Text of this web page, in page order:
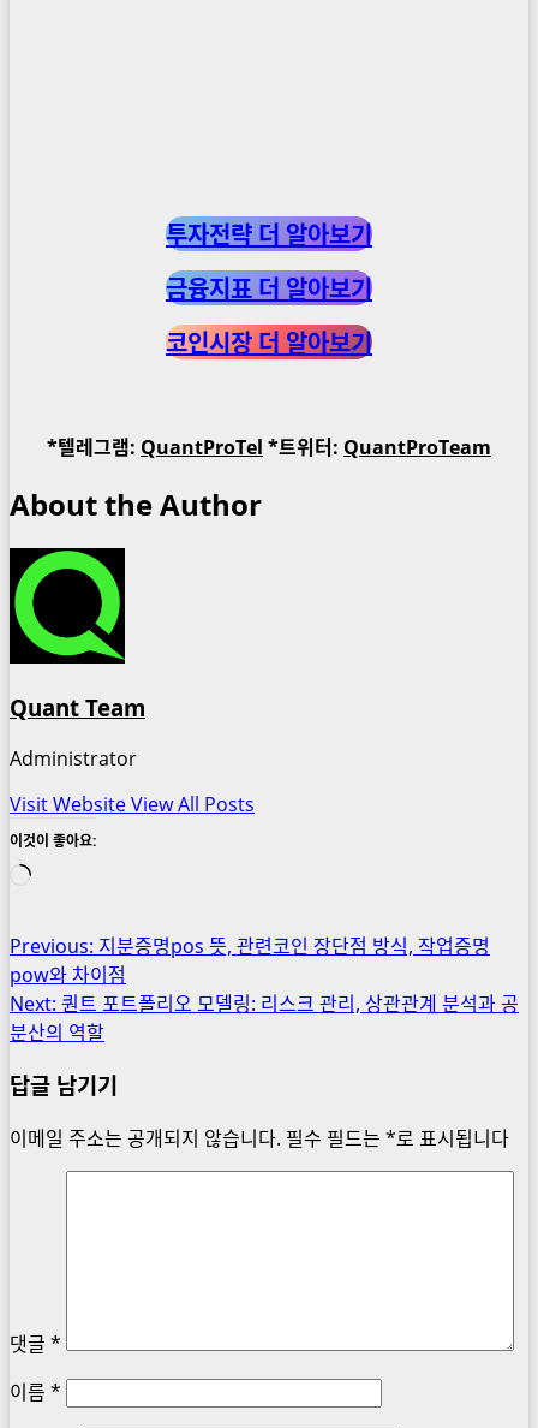
투자전략 더 알아보기
금융지표 더 알아보기
코인시장 더 알아보기
*텔레그램: QuantProTel *트위터: QuantProTeam
About the Author
Quant Team
Administrator
Visit WebsiteView All Posts
이것이 좋아요:
로
중...
Post
navigation
Previous: 지분증명pos 뜻, 관련코인 장단점 방식, 작업증명
pow와 차이점
Next: 퀀트 포트폴리오 모델링: 리스크 관리, 상관관계 분석과 공
분산의 역할
답글 남기기
이메일 주소는 공개되지 않습니다. 필수 필드는 *로 표시됩니다
댓글 *
이름 *